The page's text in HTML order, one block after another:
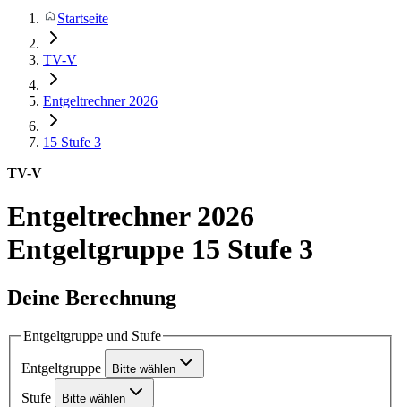
Startseite
TV-V
Entgeltrechner 2026
15 Stufe 3
TV-V
Entgeltrechner 2026
Entgeltgruppe 15 Stufe 3
Deine Berechnung
Entgeltgruppe und Stufe
Entgeltgruppe Bitte wählen
Stufe Bitte wählen